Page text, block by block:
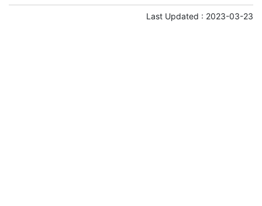
Last Updated : 2023-03-23